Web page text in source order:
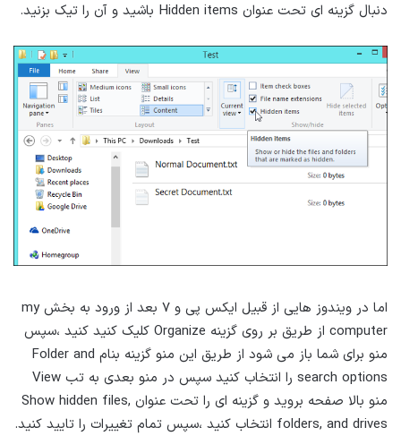
دنبال گزینه ای تحت عنوان Hidden items باشید و آن را تیک بزنید.
اما در ویندوز هایی از قبیل ایکس پی و ۷ بعد از ورود به بخش my
computer از طریق بر روی گزینه Organize کلیک کنید کنید ،سپس
منو برای شما باز می شود از طریق این منو گزینه بنام Folder and
search options را انتخاب کنید سپس در منو بعدی به تب View
منو بالا صفحه بروید و گزینه ای را تحت عنوان Show hidden files,
folders, and drives انتخاب کنید ،سپس تمام تغییرات را تایید کنید.